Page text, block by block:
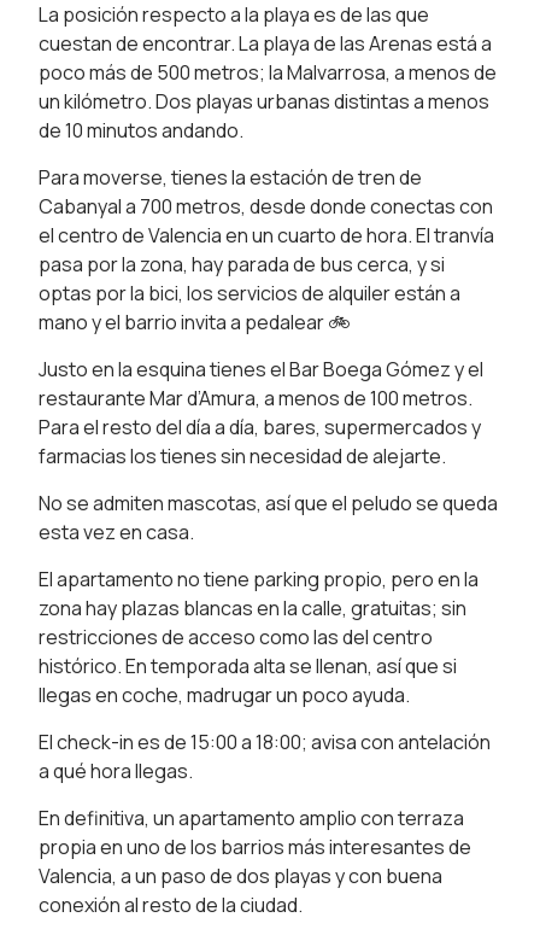
La posición respecto a la playa es de las que
cuestan de encontrar. La playa de las Arenas está a
poco más de 500 metros; la Malvarrosa, a menos de
un kilómetro. Dos playas urbanas distintas a menos
de 10 minutos andando.
Para moverse, tienes la estación de tren de
Cabanyal a 700 metros, desde donde conectas con
el centro de Valencia en un cuarto de hora. El tranvía
pasa por la zona, hay parada de bus cerca, y si
optas por la bici, los servicios de alquiler están a
mano y el barrio invita a pedalear 🚲
Justo en la esquina tienes el Bar Boega Gómez y el
restaurante Mar d’Amura, a menos de 100 metros.
Para el resto del día a día, bares, supermercados y
farmacias los tienes sin necesidad de alejarte.
No se admiten mascotas, así que el peludo se queda
esta vez en casa.
El apartamento no tiene parking propio, pero en la
zona hay plazas blancas en la calle, gratuitas; sin
restricciones de acceso como las del centro
histórico. En temporada alta se llenan, así que si
llegas en coche, madrugar un poco ayuda.
El check-in es de 15:00 a 18:00; avisa con antelación
a qué hora llegas.
En definitiva, un apartamento amplio con terraza
propia en uno de los barrios más interesantes de
Valencia, a un paso de dos playas y con buena
conexión al resto de la ciudad.